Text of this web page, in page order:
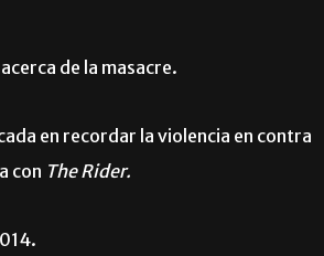
de la masacre.
en recordar la violencia en contra
con The Rider.